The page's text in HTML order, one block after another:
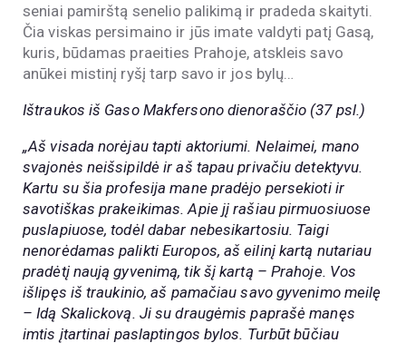
seniai pamirštą senelio palikimą ir pradeda skaityti.
Čia viskas persimaino ir jūs imate valdyti patį Gasą,
kuris, būdamas praeities Prahoje, atskleis savo
anūkei mistinį ryšį tarp savo ir jos bylų…
Ištraukos iš Gaso Makfersono dienoraščio (37 psl.)
„Aš visada norėjau tapti aktoriumi. Nelaimei, mano
svajonės neišsipildė ir aš tapau privačiu detektyvu.
Kartu su šia profesija mane pradėjo persekioti ir
savotiškas prakeikimas. Apie jį rašiau pirmuosiuose
puslapiuose, todėl dabar nebesikartosiu. Taigi
nenorėdamas palikti Europos, aš eilinį kartą nutariau
pradėtį naują gyvenimą, tik šį kartą – Prahoje. Vos
išlipęs iš traukinio, aš pamačiau savo gyvenimo meilę
– Idą Skalickovą. Ji su draugėmis paprašė manęs
imtis įtartinai paslaptingos bylos. Turbūt būčiau